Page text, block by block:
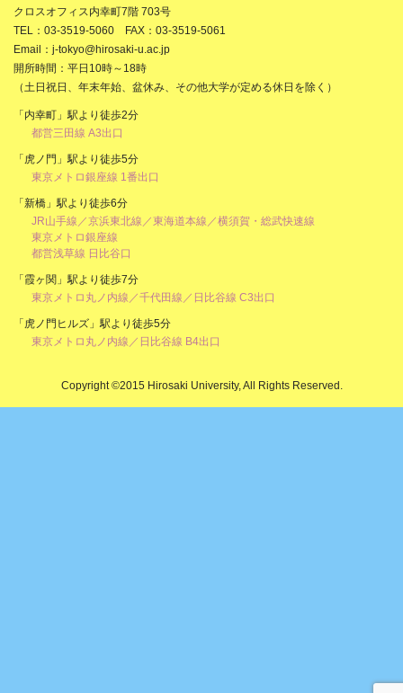
クロスオフィス内幸町7階 703号
TEL：03-3519-5060 FAX：03-3519-5061
Email：j-tokyo@hirosaki-u.ac.jp
開所時間：平日10時～18時
（土日祝日、年末年始、盆休み、その他大学が定める休日を除く）
「内幸町」駅より徒歩2分
都営三田線 A3出口
「虎ノ門」駅より徒歩5分
東京メトロ銀座線 1番出口
「新橋」駅より徒歩6分
JR山手線／京浜東北線／東海道本線／横須賀・総武快速線
東京メトロ銀座線
都営浅草線 日比谷口
「霞ヶ関」駅より徒歩7分
東京メトロ丸ノ内線／千代田線／日比谷線 C3出口
「虎ノ門ヒルズ」駅より徒歩5分
東京メトロ丸ノ内線／日比谷線 B4出口
Copyright ©2015 Hirosaki University, All Rights Reserved.